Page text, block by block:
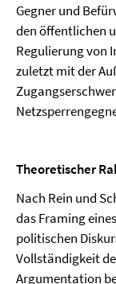
Gegner und
den öffentlichen
Regulierung von
zuletzt mit der
Theoretischer
Nach Rein und
das Framing
politischen
Vollständigkeit
Argumentation